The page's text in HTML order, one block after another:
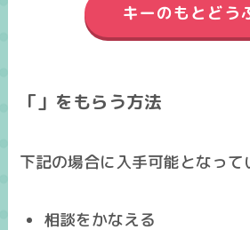
キーのもとどう
「」をもらう方法
下記の場合に入手可能となって
相談をかなえる